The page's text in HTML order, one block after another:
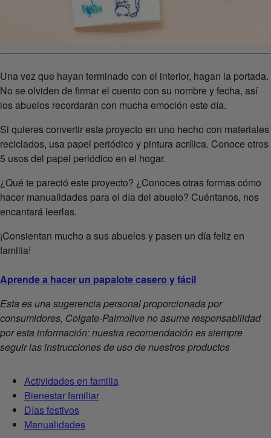
Una vez que hayan terminado con el interior, hagan la portada.
No se olviden de firmar el cuento con su nombre y fecha, así
los abuelos recordarán con mucha emoción este día.
Si quieres convertir este proyecto en uno hecho con materiales
reciclados, usa papel periódico y pintura acrílica. Conoce otros
5 usos del papel periódico en el hogar.
¿Qué te pareció este proyecto? ¿Conoces otras formas cómo
hacer manualidades para el día del abuelo? Cuéntanos, nos
encantará leerlas.
¡Consientan mucho a sus abuelos y pasen un día feliz en
familia!
Aprende a hacer un papalote casero y fácil
Esta es una sugerencia personal proporcionada por
consumidores, Colgate-Palmolive no asume responsabilidad
por esta información; nuestra recomendación es siempre
seguir las instrucciones de uso de nuestros productos
Actividades en familia
Bienestar familiar
Días festivos
Manualidades